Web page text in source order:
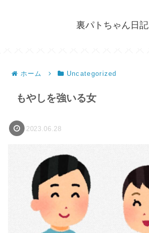
裏パトちゃん日記
ホーム Uncategorized
もやしを強いる女
2023.06.28